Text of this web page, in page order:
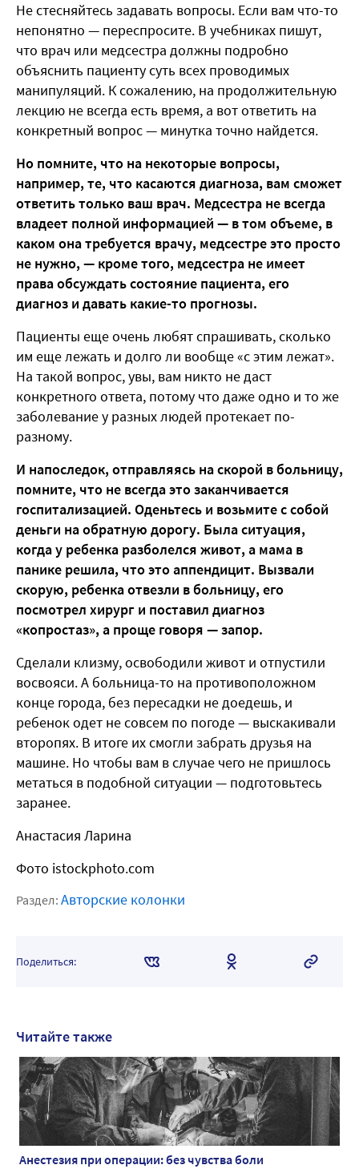
Не стесняйтесь задавать вопросы. Если вам что-то
непонятно — переспросите. В учебниках пишут,
что врач или медсестра должны подробно
объяснить пациенту суть всех проводимых
манипуляций. К сожалению, на продолжительную
лекцию не всегда есть время, а вот ответить на
конкретный вопрос — минутка точно найдется.
Но помните, что на некоторые вопросы,
например, те, что касаются диагноза, вам сможет
ответить только ваш врач. Медсестра не всегда
владеет полной информацией — в том объеме, в
каком она требуется врачу, медсестре это просто
не нужно, — кроме того, медсестра не имеет
права обсуждать состояние пациента, его
диагноз и давать какие-то прогнозы.
Пациенты еще очень любят спрашивать, сколько
им еще лежать и долго ли вообще «с этим лежат».
На такой вопрос, увы, вам никто не даст
конкретного ответа, потому что даже одно и то же
заболевание у разных людей протекает по-
разному.
И напоследок, отправляясь на скорой в больницу,
помните, что не всегда это заканчивается
госпитализацией. Оденьтесь и возьмите с собой
деньги на обратную дорогу. Была ситуация,
когда у ребенка разболелся живот, а мама в
панике решила, что это аппендицит. Вызвали
скорую, ребенка отвезли в больницу, его
посмотрел хирург и поставил диагноз
«копростаз», а проще говоря — запор.
Сделали клизму, освободили живот и отпустили
восвояси. А больница-то на противоположном
конце города, без пересадки не доедешь, и
ребенок одет не совсем по погоде — выскакивали
второпях. В итоге их смогли забрать друзья на
машине. Но чтобы вам в случае чего не пришлось
метаться в подобной ситуации — подготовьтесь
заранее.
Анастасия Ларина
Фото istockphoto.com
Раздел: Авторские колонки
Поделиться:
Читайте также
Анестезия при операции: без чувства боли